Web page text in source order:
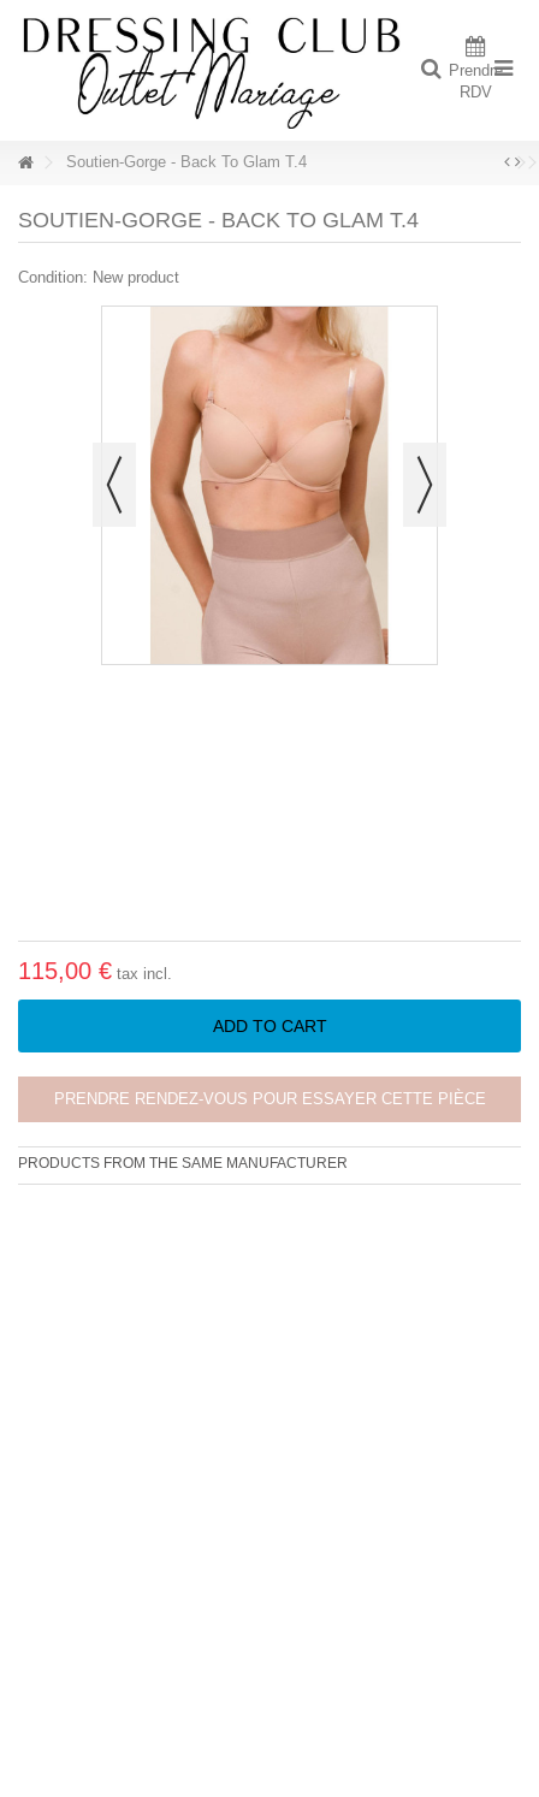
Prendre
RDV
Soutien-Gorge - Back To Glam T.4
SOUTIEN-GORGE - BACK TO GLAM T.4
Condition: New product
115,00 € tax incl.
ADD TO CART
PRENDRE RENDEZ-VOUS POUR ESSAYER CETTE PIÈCE
PRODUCTS FROM THE SAME MANUFACTURER